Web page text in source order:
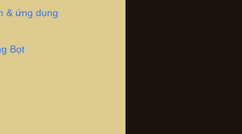
& ứng dụng
Bọt